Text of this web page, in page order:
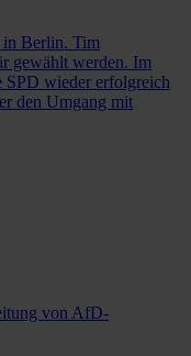
in Berlin. Tim
gewählt werden. Im
SPD wieder erfolgreich
den Umgang mit
von AfD-